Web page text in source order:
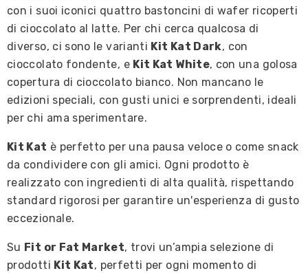
con i suoi iconici quattro bastoncini di wafer ricoperti
di cioccolato al latte. Per chi cerca qualcosa di
diverso, ci sono le varianti Kit Kat Dark, con
cioccolato fondente, e Kit Kat White, con una golosa
copertura di cioccolato bianco. Non mancano le
edizioni speciali, con gusti unici e sorprendenti, ideali
per chi ama sperimentare.
Kit Kat è perfetto per una pausa veloce o come snack
da condividere con gli amici. Ogni prodotto è
realizzato con ingredienti di alta qualità, rispettando
standard rigorosi per garantire un'esperienza di gusto
eccezionale.
Su Fit or Fat Market, trovi un’ampia selezione di
prodotti Kit Kat, perfetti per ogni momento di